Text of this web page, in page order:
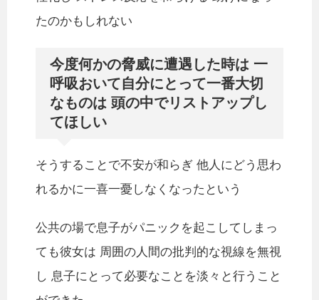
たのかもしれない
今度何かの脅威に遭遇した時は 一
呼吸おいて自分にとって一番大切
なものは 頭の中でリストアップし
てほしい
そうすることで不安が和らぎ 他人にどう思わ
れるかに一喜一憂しなくなったという
公共の場で息子がパニックを起こしてしまっ
ても彼女は 周囲の人間の批判的な視線を無視
し 息子にとって必要なことを淡々と行うこと